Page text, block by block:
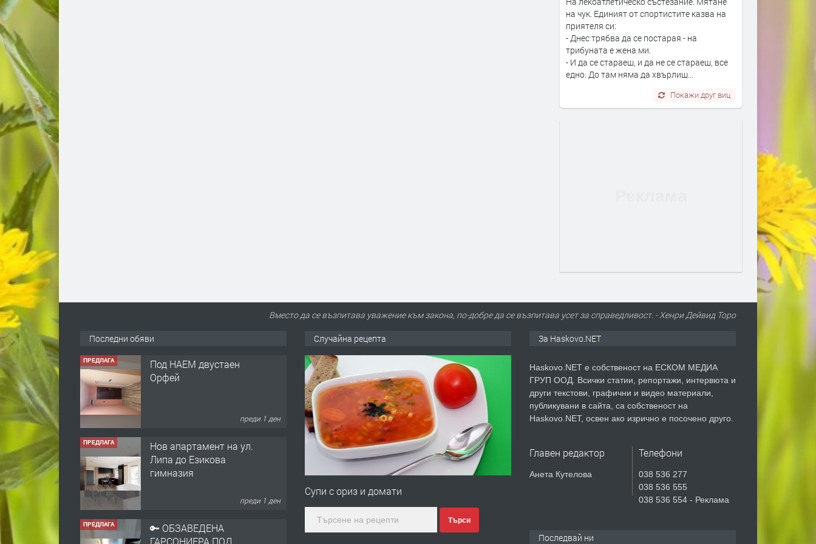
на чук. Единият от спортистите казва на
приятеля си:
- Днес трябва да се постарая - на
трибуната е жена ми.
- И да се стараеш, и да не се стараеш, все
едно. До там няма да хвърлиш...
Покажи друг виц
Вместо да се възпитава уважение към закона, по-добре да се възпитава усет за справедливост. - Хенри Дейвид Торо
Последни обяви
ПРЕДЛАГА
Под НАЕМ двустаен
Орфей
преди 1 ден
ПРЕДЛАГА
Нов апартамент на ул.
Липа до Езикова
гимназия
преди 1 ден
ПРЕДЛАГА
🔑 ОБЗАВЕДЕНА
Случайна рецепта
Супи с ориз и домати
Търси
За Haskovo.NET
Haskovo.NET е собственост на ЕСКОМ МЕДИА
ГРУП ООД. Всички статии, репортажи, интервюта и
други текстови, графични и видео материали,
публикувани в сайта, са собственост на
Haskovo.NET, освен ако изрично е посочено друго.
Главен редактор
Анета Кутелова
Телефони
038 536 277
038 536 555
038 536 554 - Реклама
Последвай ни